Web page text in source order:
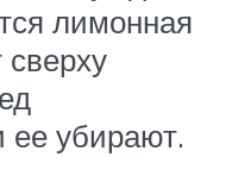
лимонная
ее убирают.